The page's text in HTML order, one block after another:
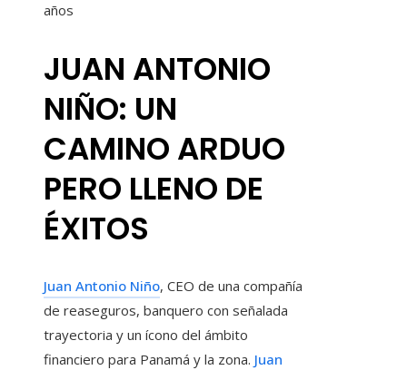
años
JUAN ANTONIO
NIÑO: UN
CAMINO ARDUO
PERO LLENO DE
ÉXITOS
Juan Antonio Niño, CEO de una compañía
de reaseguros, banquero con señalada
trayectoria y un ícono del ámbito
financiero para Panamá y la zona. Juan